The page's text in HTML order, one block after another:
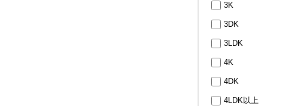
3K
3DK
3LDK
4K
4DK
4LDK以上